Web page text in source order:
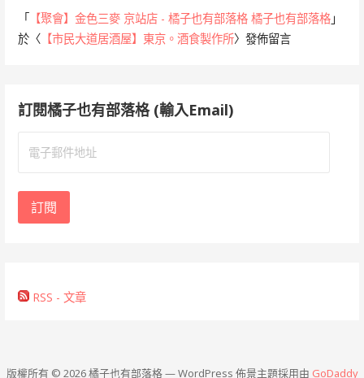
「 【聚會】金色三麥 京站店 - 橘子也有部落格 橘子也有部落格 」
於〈 【市民大道居酒屋】東京。酒食製作所〉發佈留言
訂閱橘子也有部落格 (輸入Email)
地
訂閱
RSS - 文章
版權所有 © 2026 橘子也有部落格 — WordPress 佈景主題採用由 GoDaddy